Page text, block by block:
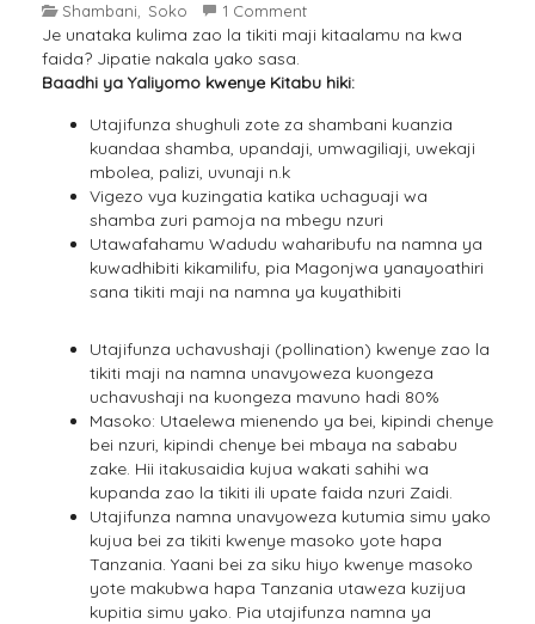
Shambani
Soko 1 Comment
Je unataka kulima zao la tikiti maji kitaalamu na kwa
faida? Jipatie nakala yako sasa.
Baadhi ya Yaliyomo kwenye Kitabu hiki:
Utajifunza shughuli zote za shambani kuanzia
kuandaa shamba, upandaji, umwagiliaji, uwekaji
mbolea, palizi, uvunaji n.k
Vigezo vya kuzingatia katika uchaguaji wa
shamba zuri pamoja na mbegu nzuri
Utawafahamu Wadudu waharibufu na namna ya
kuwadhibiti kikamilifu, pia Magonjwa yanayoathiri
sana tikiti maji na namna ya kuyathibiti
Utajifunza uchavushaji (pollination) kwenye zao la
tikiti maji na namna unavyoweza kuongeza
uchavushaji na kuongeza mavuno hadi 80%
Masoko: Utaelewa mienendo ya bei, kipindi chenye
bei nzuri, kipindi chenye bei mbaya na sababu
zake. Hii itakusaidia kujua wakati sahihi wa
kupanda zao la tikiti ili upate faida nzuri Zaidi.
Utajifunza namna unavyoweza kutumia simu yako
kujua bei za tikiti kwenye masoko yote hapa
Tanzania. Yaani bei za siku hiyo kwenye masoko
yote makubwa hapa Tanzania utaweza kuzijua
kupitia simu yako. Pia utajifunza namna ya